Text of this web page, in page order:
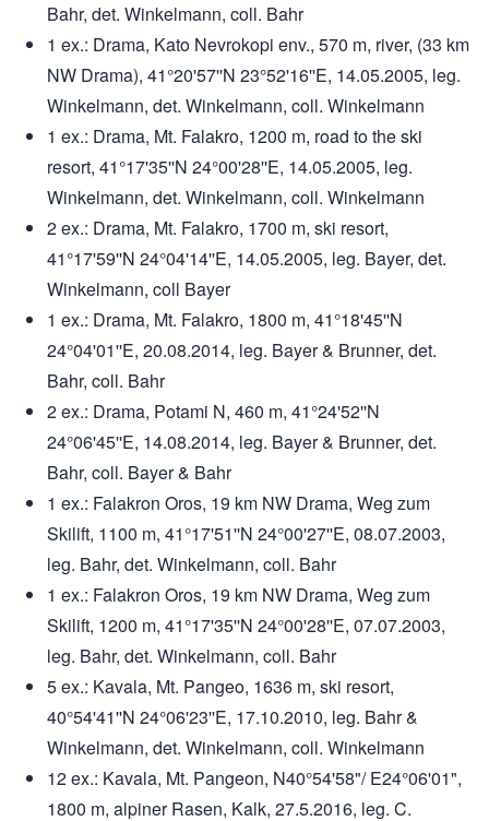
Bahr, det. Winkelmann, coll. Bahr
1 ex.: Drama, Kato Nevrokopi env., 570 m, river, (33 km
NW Drama), 41°20'57''N 23°52'16''E, 14.05.2005, leg.
Winkelmann, det. Winkelmann, coll. Winkelmann
1 ex.: Drama, Mt. Falakro, 1200 m, road to the ski
resort, 41°17'35''N 24°00'28''E, 14.05.2005, leg.
Winkelmann, det. Winkelmann, coll. Winkelmann
2 ex.: Drama, Mt. Falakro, 1700 m, ski resort,
41°17'59''N 24°04'14''E, 14.05.2005, leg. Bayer, det.
Winkelmann, coll Bayer
1 ex.: Drama, Mt. Falakro, 1800 m, 41°18'45''N
24°04'01''E, 20.08.2014, leg. Bayer & Brunner, det.
Bahr, coll. Bahr
2 ex.: Drama, Potami N, 460 m, 41°24'52''N
24°06'45''E, 14.08.2014, leg. Bayer & Brunner, det.
Bahr, coll. Bayer & Bahr
1 ex.: Falakron Oros, 19 km NW Drama, Weg zum
Skilift, 1100 m, 41°17'51''N 24°00'27''E, 08.07.2003,
leg. Bahr, det. Winkelmann, coll. Bahr
1 ex.: Falakron Oros, 19 km NW Drama, Weg zum
Skilift, 1200 m, 41°17'35''N 24°00'28''E, 07.07.2003,
leg. Bahr, det. Winkelmann, coll. Bahr
5 ex.: Kavala, Mt. Pangeo, 1636 m, ski resort,
40°54'41''N 24°06'23''E, 17.10.2010, leg. Bahr &
Winkelmann, det. Winkelmann, coll. Winkelmann
12 ex.: Kavala, Mt. Pangeon, N40°54'58"/ E24°06'01",
1800 m, alpiner Rasen, Kalk, 27.5.2016, leg. C.